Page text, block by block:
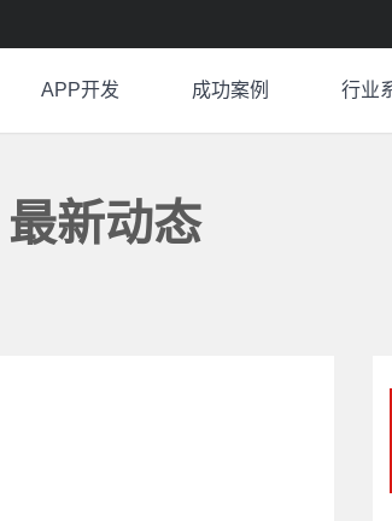
APP开发 成功案例 行业
最新动态